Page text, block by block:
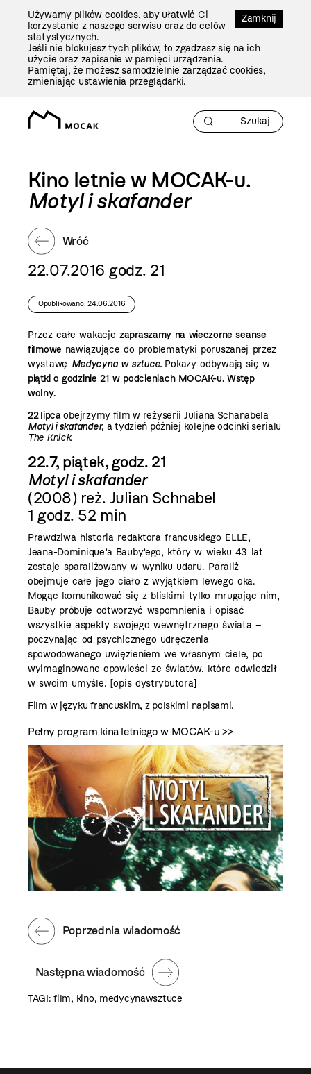
Zamknij
Używamy plików cookies, aby ułatwić Ci
korzystanie z naszego serwisu oraz do celów
statystycznych.
Jeśli nie blokujesz tych plików, to zgadzasz się na ich
użycie oraz zapisanie w pamięci urządzenia.
Pamiętaj, że możesz samodzielnie zarządzać cookies,
zmieniając ustawienia przeglądarki.
Kino letnie w MOCAK-u.
Motyl i skafander
Wróć
22.07.2016 godz. 21
Opublikowano: 24.06.2016
Przez całe wakacje zapraszamy na wieczorne seanse
filmowe nawiązujące do problematyki poruszanej przez
wystawę Medycyna w sztuce. Pokazy odbywają się w
piątki o godzinie 21 w podcieniach MOCAK-u. Wstęp
wolny.
22 lipcaobejrzymy film w reżyserii Juliana Schanabela
Motyl i skafander, a tydzień później kolejne odcinki serialu
The Knick.
22.7, piątek, godz. 21
Motyl i skafander
(2008) reż. Julian Schnabel
1 godz. 52 min
Prawdziwa historia redaktora francuskiego ELLE,
Jeana-Dominique’a Bauby’ego, który w wieku 43 lat
zostaje sparaliżowany w wyniku udaru. Paraliż
obejmuje całe jego ciało z wyjątkiem lewego oka.
Mogąc komunikować się z bliskimi tylko mrugając nim,
Bauby próbuje odtworzyć wspomnienia i opisać
wszystkie aspekty swojego wewnętrznego świata –
poczynając od psychicznego udręczenia
spowodowanego uwięzieniem we własnym ciele, po
wyimaginowane opowieści ze światów, które odwiedził
w swoim umyśle. [opis dystrybutora]
Film w języku francuskim, z polskimi napisami.
Pełny program kina letniego w MOCAK-u >>
Następna wiadomość
Poprzednia wiadomość
TAGI:film, kino, medycynawsztuce